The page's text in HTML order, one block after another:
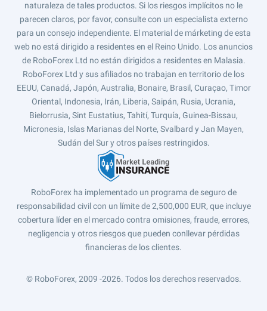
naturaleza de tales productos. Si los riesgos implícitos no le
parecen claros, por favor, consulte con un especialista externo
para un consejo independiente. El material de márketing de esta
web no está dirigido a residentes en el Reino Unido. Los anuncios
de RoboForex Ltd no están dirigidos a residentes en Malasia.
RoboForex Ltd y sus afiliados no trabajan en territorio de los
EEUU, Canadá, Japón, Australia, Bonaire, Brasil, Curaçao, Timor
Oriental, Indonesia, Irán, Liberia, Saipán, Rusia, Ucrania,
Bielorrusia, Sint Eustatius, Tahití, Turquía, Guinea-Bissau,
Micronesia, Islas Marianas del Norte, Svalbard y Jan Mayen,
Sudán del Sur y otros países restringidos.
RoboForex ha implementado un programa de seguro de
responsabilidad civil con un límite de 2,500,000 EUR, que incluye
cobertura líder en el mercado contra omisiones, fraude, errores,
negligencia y otros riesgos que pueden conllevar pérdidas
financieras de los clientes.
© RoboForex, 2009 -2026. Todos los derechos reservados.